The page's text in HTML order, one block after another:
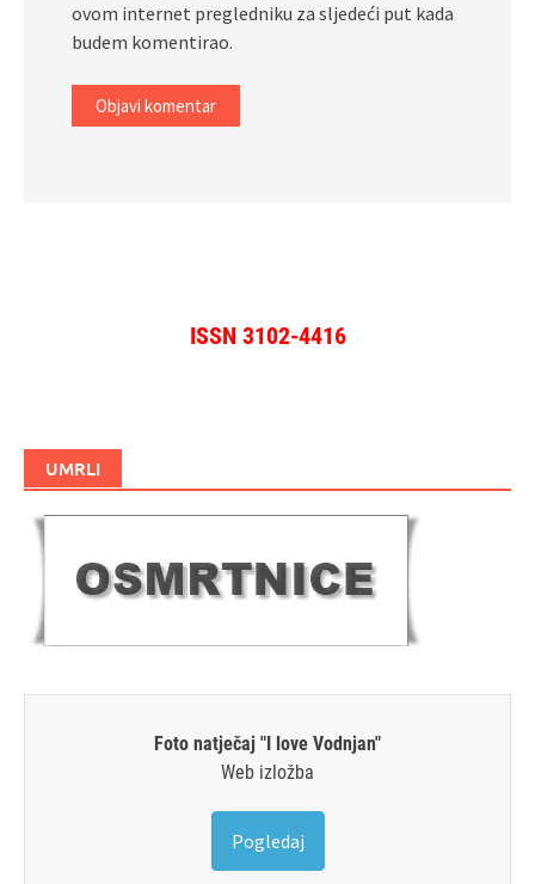
ovom internet pregledniku za sljedeći put kada
budem komentirao.
ISSN 3102-4416
UMRLI
Foto natječaj "I love Vodnjan"
Web izložba
Pogledaj